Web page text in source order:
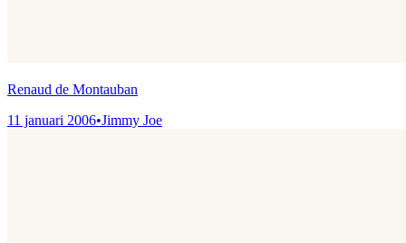
Renaud de Montauban
11 januari 2006•Jimmy Joe